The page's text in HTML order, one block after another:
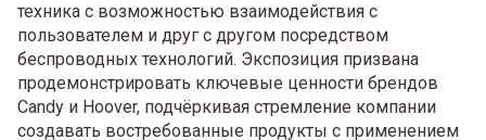
техника с возможностью взаимодействия с
пользователем и друг с другом посредством
беспроводных технологий. Экспозиция призвана
продемонстрировать ключевые ценности брендов
Candy и Hoover, подчёркивая стремление компании
создавать востребованные продукты с применением